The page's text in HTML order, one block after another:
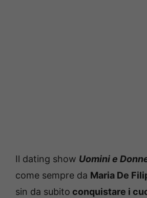
Il dating show Uomini e
come sempre da Maria De
sin da subito conquistare i